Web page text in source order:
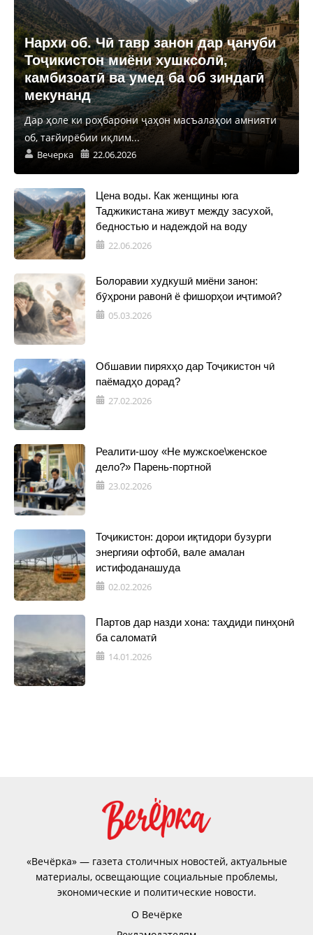
Нархи об. Чӣ тавр занон дар ҷануби
Тоҷикистон миёни хушксолӣ,
камбизоатӣ ва умед ба об зиндагӣ
мекунанд
Дар ҳоле ки роҳбарони ҷаҳон масъалаҳои амнияти
об, тағйирёбии иқлим...
Вечерка 22.06.2026
Цена воды. Как женщины юга
Таджикистана живут между засухой,
бедностью и надеждой на воду
22.06.2026
Болоравии худкушӣ миёни занон:
бӯҳрони равонӣ ё фишорҳои иҷтимоӣ?
05.03.2026
Обшавии пиряхҳо дар Тоҷикистон чӣ
паёмадҳо дорад?
27.02.2026
Реалити-шоу «Не мужское\женское
дело?» Парень-портной
23.02.2026
Тоҷикистон: дорои иқтидори бузурги
энергияи офтобӣ, вале амалан
истифоданашуда
02.02.2026
Партов дар назди хона: таҳдиди пинҳонӣ
ба саломатӣ
14.01.2026
«Вечёрка» — газета столичных новостей, актуальные
материалы, освещающие социальные проблемы,
экономические и политические новости.
О Вечёрке